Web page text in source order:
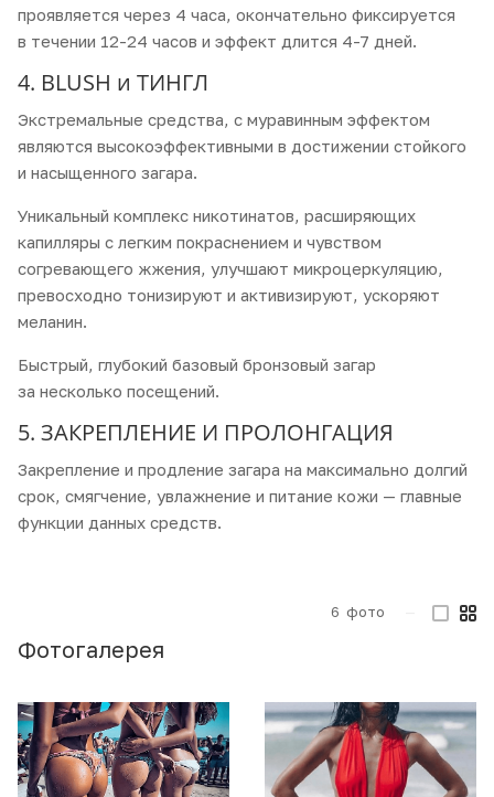
проявляется через 4 часа, окончательно фиксируется
в течении 12-24 часов и эффект длится 4-7 дней.
4. BLUSH и ТИНГЛ
Экстремальные средства, с муравинным эффектом
являются высокоэффективными в достижении стойкого
и насыщенного загара.
Уникальный комплекс никотинатов, расширяющих
капилляры с легким покраснением и чувством
согревающего жжения, улучшают микроцеркуляцию,
превосходно тонизируют и активизируют, ускоряют
меланин.
Быстрый, глубокий базовый бронзовый загар
за несколько посещений.
5. ЗАКРЕПЛЕНИЕ И ПРОЛОНГАЦИЯ
Закрепление и продление загара на максимально долгий
срок, смягчение, увлажнение и питание кожи — главные
функции данных средств.
Фотогалерея
6 фото